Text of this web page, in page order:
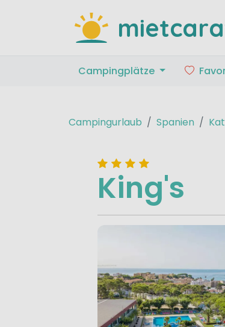
Campingplätze
Campingurlaub Spanien
King's